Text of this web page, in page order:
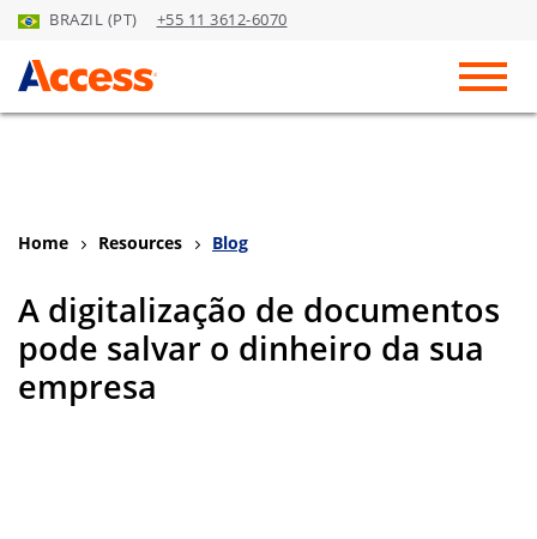
Skip to Main Content
BRAZIL (PT) +55 11 3612-6070
Home Resources Blog
A digitalização de documentos
pode salvar o dinheiro da sua
empresa